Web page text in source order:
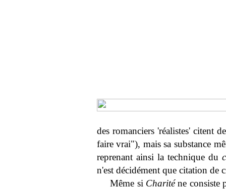
des romanciers 'réalistes' citent
faire vrai"), mais sa substance
reprenant ainsi la technique du
n'est décidément que citation de
Même si Chariténe consiste